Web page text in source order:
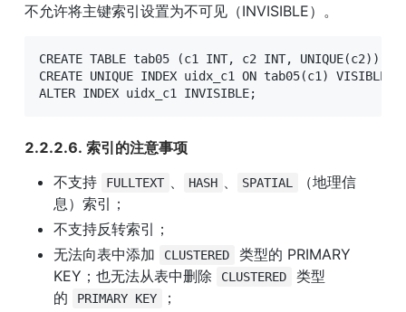
不允许将主键索引设置为不可见（INVISIBLE）。
CREATE TABLE tab05 (c1 INT, c2 INT, UNIQUE(c2));
CREATE UNIQUE INDEX uidx_c1 ON tab05(c1) VISIBLE;
ALTER INDEX uidx_c1 INVISIBLE;
2.2.2.6. 索引的注意事项
不支持
FULLTEXT HASH SPATIAL
（地理信
息）索引；
不支持反转索引；
无法向表中添加
CLUSTERED
类型的 PRIMARY
KEY；也无法从表中删除
CLUSTERED
类型
的
PRIMARY KEY
；